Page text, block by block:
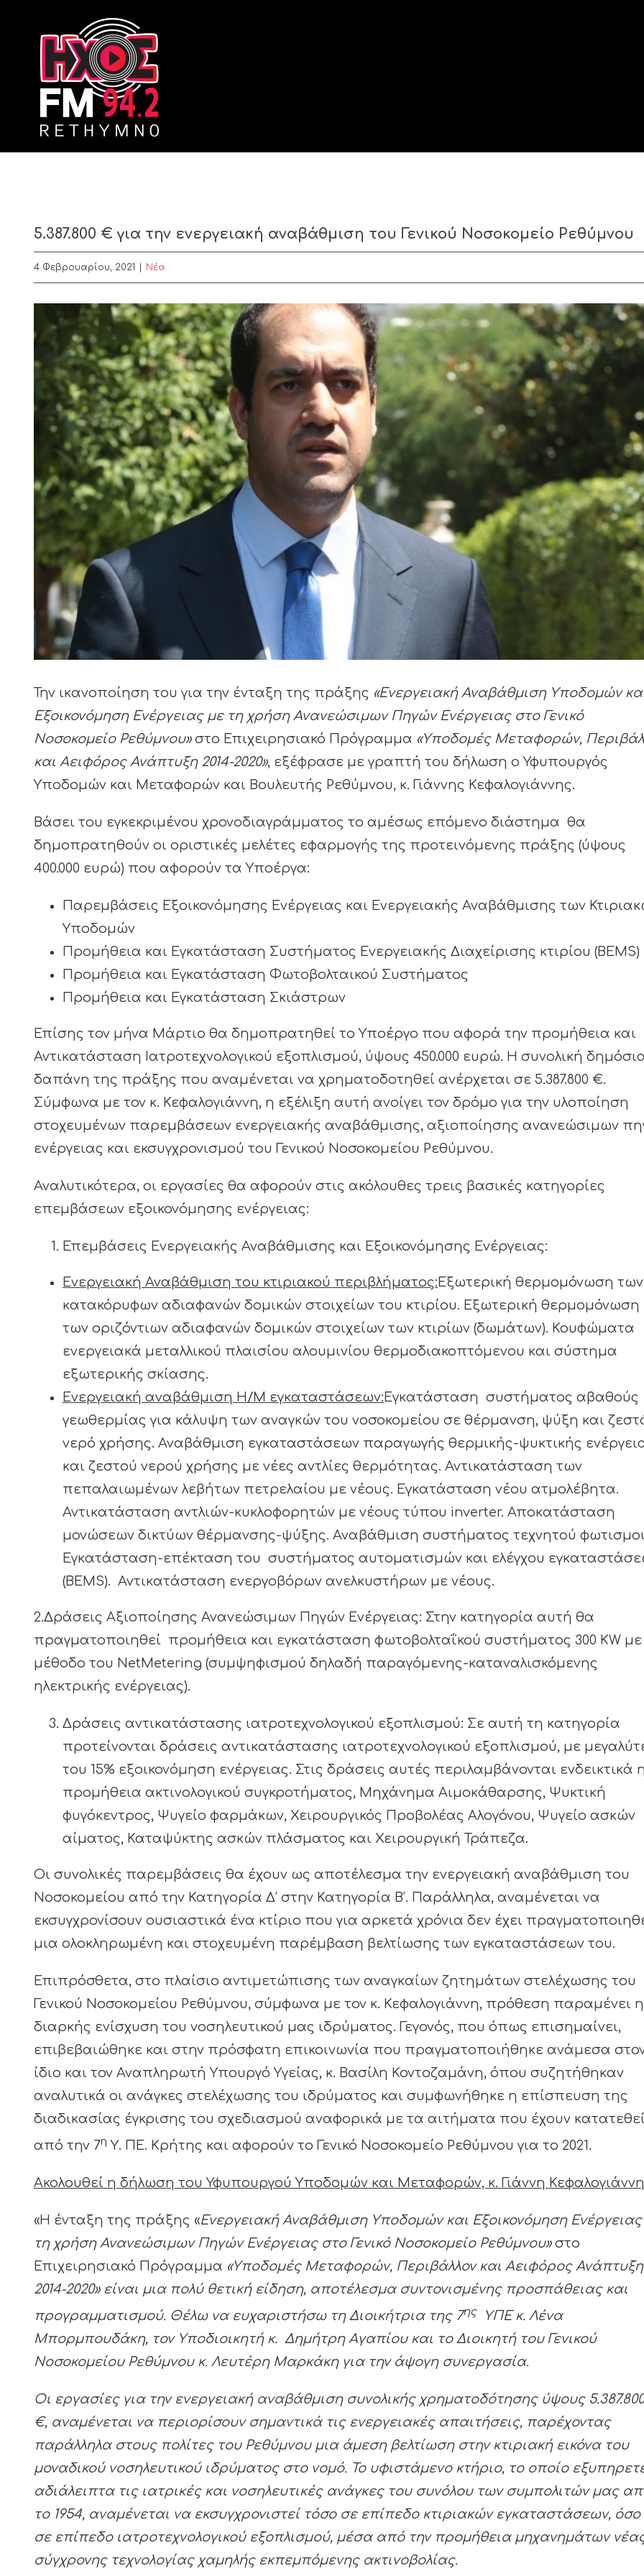
5.387.800 € για την ενεργειακή αναβάθμιση του Γενικού Νοσοκομείο Ρεθύμνου
4 Φεβρουαρίου, 2021 Nέα
View
Larger
Image
Την ικανοποίηση του για την ένταξη της πράξης «Ενεργειακή Αναβάθμιση Υποδομών
Εξοικονόμηση Ενέργειας με τη χρήση Ανανεώσιμων Πηγών Ενέργειας στο Γενικό
Νοσοκομείο Ρεθύμνου»στο Επιχειρησιακό Πρόγραμμα «Υποδομές Μεταφορών,
και Αειφόρος Ανάπτυξη 2014-2020», εξέφρασε με γραπτή του δήλωση ο Υφυπουργός
Υποδομών και Μεταφορών και Βουλευτής Ρεθύμνου, κ. Γιάννης Κεφαλογιάννης.
Βάσει του εγκεκριμένου χρονοδιαγράμματος το αμέσως επόμενο διάστημα θα
δημοπρατηθούν οι οριστικές μελέτες εφαρμογής της προτεινόμενης πράξης (ύψους
400.000 ευρώ) που αφορούν τα Υποέργα:
Παρεμβάσεις Εξοικονόμησης Ενέργειας και Ενεργειακής Αναβάθμισης των
Υποδομών
Προμήθεια και Εγκατάσταση Συστήματος Ενεργειακής Διαχείρισης κτιρίου (BEMS)
Προμήθεια και Εγκατάσταση Φωτοβολταικού Συστήματος
Προμήθεια και Εγκατάσταση Σκιάστρων
Επίσης τον μήνα Μάρτιο θα δημοπρατηθεί το Υποέργο που αφορά την προμήθεια και
Αντικατάσταση Ιατροτεχνολογικού εξοπλισμού, ύψους 450.000 ευρώ. Η συνολική
δαπάνη της πράξης που αναμένεται να χρηματοδοτηθεί ανέρχεται σε 5.387.800 €.
Σύμφωνα με τον κ. Κεφαλογιάννη, η εξέλιξη αυτή ανοίγει τον δρόμο για την υλοποίηση
στοχευμένων παρεμβάσεων ενεργειακής αναβάθμισης, αξιοποίησης ανανεώσιμων
ενέργειας και εκσυγχρονισμού του Γενικού Νοσοκομείου Ρεθύμνου.
Αναλυτικότερα, οι εργασίες θα αφορούν στις ακόλουθες τρεις βασικές κατηγορίες
επεμβάσεων εξοικονόμησης ενέργειας:
Επεμβάσεις Ενεργειακής Αναβάθμισης και Εξοικονόμησης Ενέργειας:
Ενεργειακή Αναβάθμιση του κτιριακού περιβλήματος: Εξωτερική θερμομόνωση των
κατακόρυφων αδιαφανών δομικών στοιχείων του κτιρίου. Εξωτερική θερμομόνωση
των οριζόντιων αδιαφανών δομικών στοιχείων των κτιρίων (δωμάτων). Κουφώματα
ενεργειακά μεταλλικού πλαισίου αλουμινίου θερμοδιακοπτόμενου και σύστημα
εξωτερικής σκίασης.
Ενεργειακή αναβάθμιση Η/Μ εγκαταστάσεων: Εγκατάσταση συστήματος αβαθούς
γεωθερμίας για κάλυψη των αναγκών του νοσοκομείου σε θέρμανση, ψύξη και
νερό χρήσης. Αναβάθμιση εγκαταστάσεων παραγωγής θερμικής-ψυκτικής
και ζεστού νερού χρήσης με νέες αντλίες θερμότητας. Αντικατάσταση των
πεπαλαιωμένων λεβήτων πετρελαίου με νέους. Εγκατάσταση νέου ατμολέβητα.
Αντικατάσταση αντλιών-κυκλοφορητών με νέους τύπου inverter. Αποκατάσταση
μονώσεων δικτύων θέρμανσης-ψύξης. Αναβάθμιση συστήματος τεχνητού
Εγκατάσταση-επέκταση του συστήματος αυτοματισμών και ελέγχου
(ΒΕΜS). Αντικατάσταση ενεργοβόρων ανελκυστήρων με νέους.
2.Δράσεις Αξιοποίησης Ανανεώσιμων Πηγών Ενέργειας: Στην κατηγορία αυτή θα
πραγματοποιηθεί προμήθεια και εγκατάσταση φωτοβολταΐκού συστήματος 300 KW με
μέθοδο του NetMetering (συμψηφισμού δηλαδή παραγόμενης-καταναλισκόμενης
ηλεκτρικής ενέργειας).
Δράσεις αντικατάστασης ιατροτεχνολογικού εξοπλισμού: Σε αυτή τη κατηγορία
προτείνονται δράσεις αντικατάστασης ιατροτεχνολογικού εξοπλισμού, με
του 15% εξοικονόμηση ενέργειας. Στις δράσεις αυτές περιλαμβάνονται ενδεικτικά η
προμήθεια ακτινολογικού συγκροτήματος, Μηχάνημα Αιμοκάθαρσης, Ψυκτική
φυγόκεντρος, Ψυγείο φαρμάκων, Χειρουργικός Προβολέας Αλογόνου, Ψυγείο ασκών
αίματος, Καταψύκτης ασκών πλάσματος και Χειρουργική Τράπεζα.
Οι συνολικές παρεμβάσεις θα έχουν ως αποτέλεσμα την ενεργειακή αναβάθμιση του
Νοσοκομείου από την Κατηγορία Δ’ στην Κατηγορία Β’. Παράλληλα, αναμένεται να
εκσυγχρονίσουν ουσιαστικά ένα κτίριο που για αρκετά χρόνια δεν έχει
μια ολοκληρωμένη και στοχευμένη παρέμβαση βελτίωσης των εγκαταστάσεων του.
Επιπρόσθετα, στο πλαίσιο αντιμετώπισης των αναγκαίων ζητημάτων στελέχωσης του
Γενικού Νοσοκομείου Ρεθύμνου, σύμφωνα με τον κ. Κεφαλογιάννη, πρόθεση παραμένει η
διαρκής ενίσχυση του νοσηλευτικού μας ιδρύματος. Γεγονός, που όπως επισημαίνει,
επιβεβαιώθηκε και στην πρόσφατη επικοινωνία που πραγματοποιήθηκε ανάμεσα
ίδιο και τον Αναπληρωτή Υπουργό Υγείας, κ. Βασίλη Κοντοζαμάνη, όπου συζητήθηκαν
αναλυτικά οι ανάγκες στελέχωσης του ιδρύματος και συμφωνήθηκε η επίσπευση της
διαδικασίας έγκρισης του σχεδιασμού αναφορικά με τα αιτήματα που έχουν κατατεθεί
από την 7η Υ. ΠΕ. Κρήτης και αφορούν το Γενικό Νοσοκομείο Ρεθύμνου για το 2021.
Ακολουθεί η δήλωση του Υφυπουργού Υποδομών και Μεταφορών, κ. Γιάννη
«Η ένταξη της πράξης «Ενεργειακή Αναβάθμιση Υποδομών και Εξοικονόμηση
τη χρήση Ανανεώσιμων Πηγών Ενέργειας στο Γενικό Νοσοκομείο Ρεθύμνου»στο
Επιχειρησιακό Πρόγραμμα «Υποδομές Μεταφορών, Περιβάλλον και Αειφόρος Ανάπτυξη
2014-2020» είναι μια πολύ θετική είδηση, αποτέλεσμα συντονισμένης προσπάθειας και
προγραμματισμού. Θέλω να ευχαριστήσω τη Διοικήτρια της 7ης ΥΠΕ κ. Λένα
Μπορμπουδάκη, τον Υποδιοικητή κ. Δημήτρη Αγαπίου και το Διοικητή του Γενικού
Νοσοκομείου Ρεθύμνου κ. Λευτέρη Μαρκάκη για την άψογη συνεργασία.
Οι εργασίες για την ενεργειακή αναβάθμιση συνολικής χρηματοδότησης ύψους 5.387.800
€, αναμένεται να περιορίσουν σημαντικά τις ενεργειακές απαιτήσεις, παρέχοντας
παράλληλα στους πολίτες του Ρεθύμνου μια άμεση βελτίωση στην κτιριακή εικόνα του
μοναδικού νοσηλευτικού ιδρύματος στο νομό. Το υφιστάμενο κτήριο, το οποίο
αδιάλειπτα τις ιατρικές και νοσηλευτικές ανάγκες του συνόλου των συμπολιτών μας
το 1954, αναμένεται να εκσυγχρονιστεί τόσο σε επίπεδο κτιριακών εγκαταστάσεων, όσο
σε επίπεδο ιατροτεχνολογικού εξοπλισμού, μέσα από την προμήθεια μηχανημάτων
σύγχρονης τεχνολογίας χαμηλής εκπεμπόμενης ακτινοβολίας.